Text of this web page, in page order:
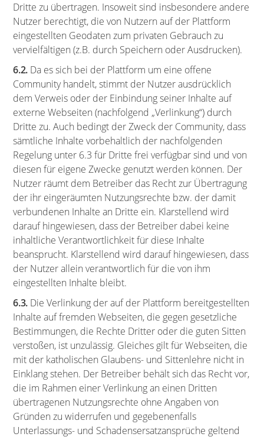
Dritte zu übertragen. Insoweit sind insbesondere andere
Nutzer berechtigt, die von Nutzern auf der Plattform
eingestellten Geodaten zum privaten Gebrauch zu
vervielfältigen (z.B. durch Speichern oder Ausdrucken).
6.2.Da es sich bei der Plattform um eine offene
Community handelt, stimmt der Nutzer ausdrücklich
dem Verweis oder der Einbindung seiner Inhalte auf
externe Webseiten (nachfolgend „Verlinkung“) durch
Dritte zu. Auch bedingt der Zweck der Community, dass
sämtliche Inhalte vorbehaltlich der nachfolgenden
Regelung unter 6.3 für Dritte frei verfügbar sind und von
diesen für eigene Zwecke genutzt werden können. Der
Nutzer räumt dem Betreiber das Recht zur Übertragung
der ihr eingeräumten Nutzungsrechte bzw. der damit
verbundenen Inhalte an Dritte ein. Klarstellend wird
darauf hingewiesen, dass der Betreiber dabei keine
inhaltliche Verantwortlichkeit für diese Inhalte
beansprucht. Klarstellend wird darauf hingewiesen, dass
der Nutzer allein verantwortlich für die von ihm
eingestellten Inhalte bleibt.
6.3.Die Verlinkung der auf der Plattform bereitgestellten
Inhalte auf fremden Webseiten, die gegen gesetzliche
Bestimmungen, die Rechte Dritter oder die guten Sitten
verstoßen, ist unzulässig. Gleiches gilt für Webseiten, die
mit der katholischen Glaubens- und Sittenlehre nicht in
Einklang stehen. Der Betreiber behält sich das Recht vor,
die im Rahmen einer Verlinkung an einen Dritten
übertragenen Nutzungsrechte ohne Angaben von
Gründen zu widerrufen und gegebenenfalls
Unterlassungs- und Schadensersatzansprüche geltend